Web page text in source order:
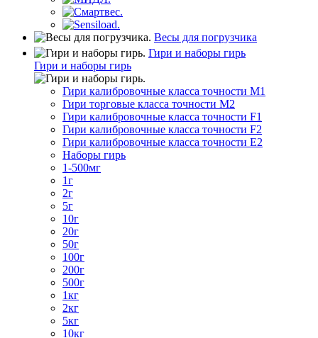
Весы для погрузчика
Гири и наборы гирь
Гири и наборы гирь
Гири калибровочные класса точности M1
Гири торговые класса точности M2
Гири калибровочные класса точности F1
Гири калибровочные класса точности F2
Гири калибровочные класса точности E2
Наборы гирь
1-500мг
1г
2г
5г
10г
20г
50г
100г
200г
500г
1кг
2кг
5кг
10кг